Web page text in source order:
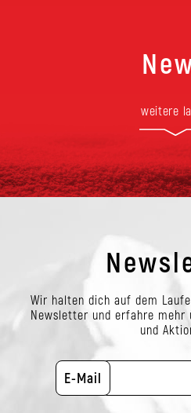
weitere
Wir halten dich auf dem
Newsletter und erfahre mehr
und
E-Mail